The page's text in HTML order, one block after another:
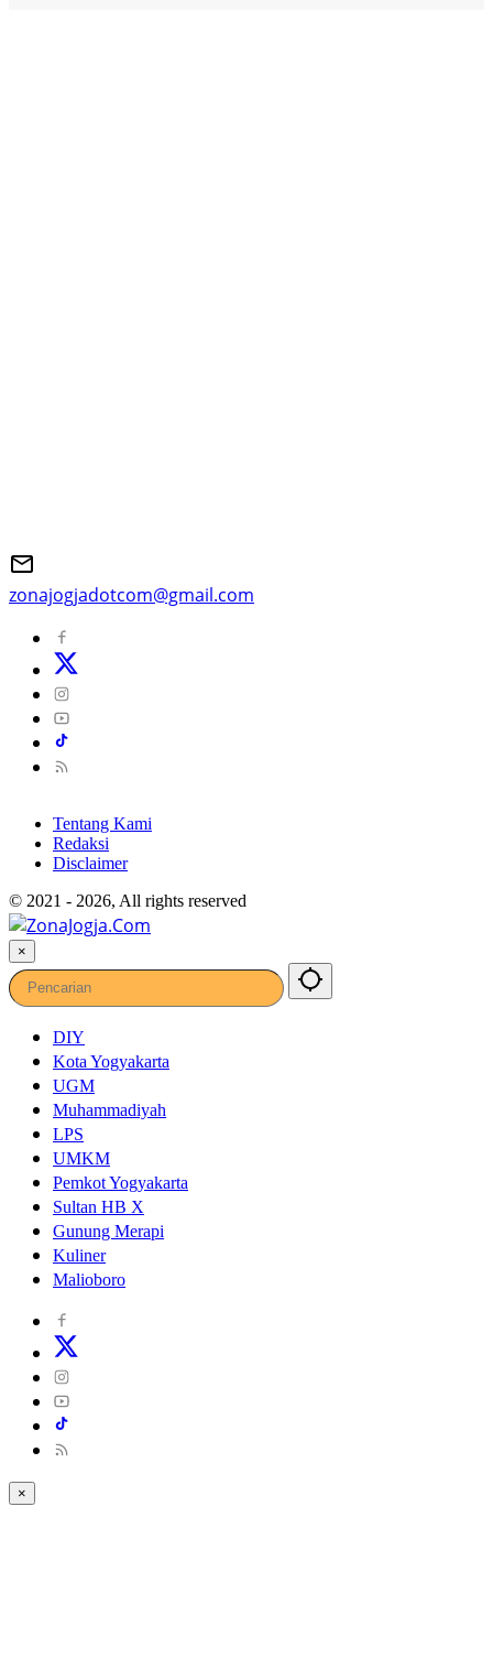
zonajogjadotcom@gmail.com
Tentang Kami
Redaksi
Disclaimer
© 2021 - 2026, All rights reserved
×
DIY
Kota Yogyakarta
UGM
Muhammadiyah
LPS
UMKM
Pemkot Yogyakarta
Sultan HB X
Gunung Merapi
Kuliner
Malioboro
×